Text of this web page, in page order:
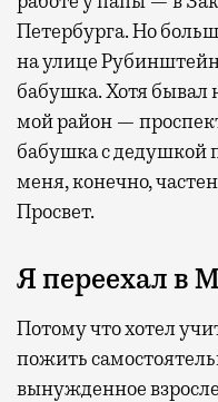
Петербурга. Но
на улице
бабушка. Хотя бывал
мой район —
бабушка с дедушкой
меня, конечно,
Просвет.
Я переехал в
Потому что хотел
пожить
вынужденное